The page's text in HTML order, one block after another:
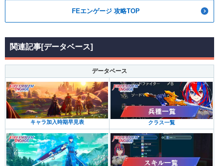
FEエンゲージ 攻略TOP
関連記事[データベース]
データベース
キャラ加入時期早見表 クラス一覧